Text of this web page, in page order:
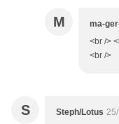
M ma-
<br />
<br />
S Steph/Lotus